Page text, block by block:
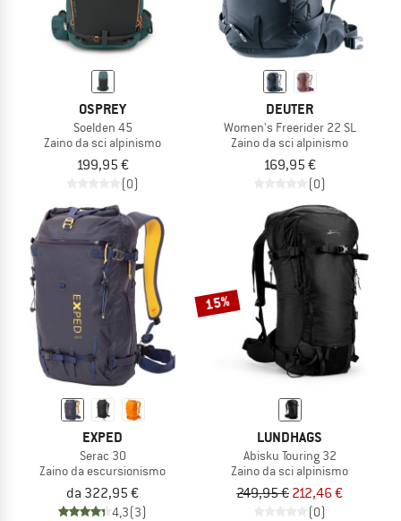
OSPREY
Soelden 45
Zaino da sci alpinismo
199,95 €
(0)
DEUTER
Women's Freerider 22 SL
Zaino da sci alpinismo
169,95 €
(0)
EXPED
Serac 30
Zaino da escursionismo
da 322,95 €
4,3(3)
15%
LUNDHAGS
Abisku Touring 32
Zaino da sci alpinismo
249,95 € 212,46 €
(0)